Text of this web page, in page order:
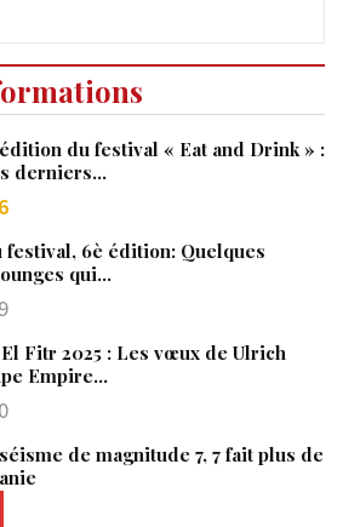
du festival « Eat and Drink » :
derniers…
6è édition: Quelques
qui…
Fitr 2025 : Les vœux de Ulrich
Empire…
de magnitude 7, 7 fait plus de